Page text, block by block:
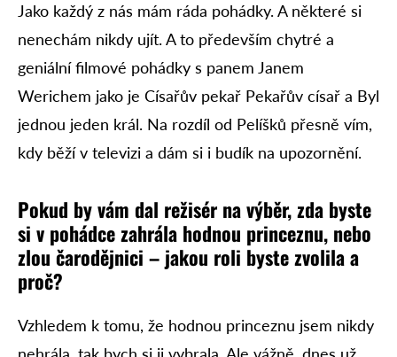
Jako každý z nás mám ráda pohádky. A některé si
nenechám nikdy ujít. A to především chytré a
geniální filmové pohádky s panem Janem
Werichem jako je Císařův pekař Pekařův císař a Byl
jednou jeden král. Na rozdíl od Pelíšků přesně vím,
kdy běží v televizi a dám si i budík na upozornění.
Pokud by vám dal režisér na výběr, zda byste
si v pohádce zahrála hodnou princeznu, nebo
zlou čarodějnici – jakou roli byste zvolila a
proč?
Vzhledem k tomu, že hodnou princeznu jsem nikdy